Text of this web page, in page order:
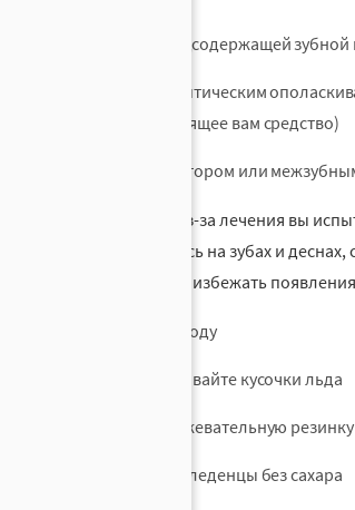
фторидсодержащей зубной
антисептическим
подходящее вам средство)
ирригатором или
Возможно, из-за лечения вы
аккумулируясь на зубах и
поможет вам избежать
Пейте воду
Рассасывайте кусочки льда
Жуйте жевательную
Сосите леденцы без сахара